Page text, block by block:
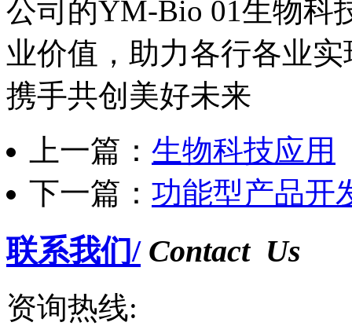
公司的YM-Bio 01生物科
业价值，助力各行各业
携手共创美好未来
上一篇： 生物科技应用
下一篇： 功能型产品开
联系我们/ Contact Us
资询热线: